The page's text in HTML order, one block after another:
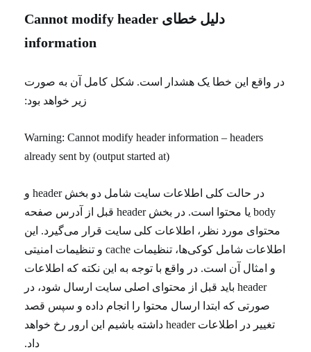
دلیل خطای Cannot modify header
information
در واقع این خطا یک هشدار است. شکل کامل آن به صورت
زیر خواهد بود:
Warning: Cannot modify header information – headers
already sent by (output started at)
در حالت کلی اطلاعات سایت شامل دو بخش header و
body یا محتوا است. در بخش header قبل از آدرس صفحه
محتوای مورد نظر، اطلاعات کلی سایت قرار می‌گیرد. این
اطلاعات شامل کوکی‌ها، تنظیمات cache و تنظیمات امنیتی
و امثال آن است. در واقع با توجه به این نکته که اطلاعات
header باید قبل از محتوای اصلی سایت ارسال شود، در
صورتی که ابتدا ارسال محتوا را انجام داده و سپس قصد
تغییر در اطلاعات header داشته باشیم این ارور رخ خواهد
داد.